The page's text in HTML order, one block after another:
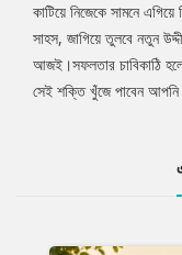
কাটিয়ে নিজেকে সামনে
সাহস, জাগিয়ে তুলবে নতুন
আজই।সফলতার চাবিকাঠি
সেই শক্তি খুঁজে পাবেন